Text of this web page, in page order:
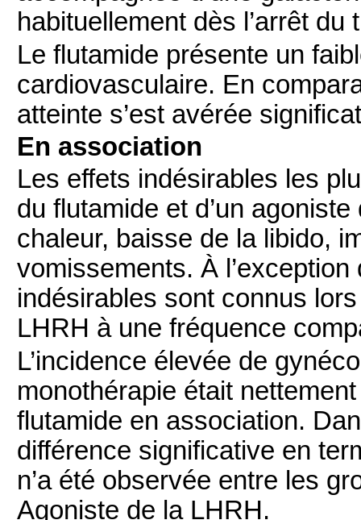
habituellement dès l’arrêt
Le flutamide présente un
cardiovasculaire. En
atteinte s’est avérée
En association
Les effets indésirables les
du flutamide et d’un
chaleur, baisse de la libido,
vomissements. À
indésirables sont connus
LHRH à une fréquence
L’incidence élevée de
monothérapie était
flutamide en association.
différence significative en
n’a été observée entre les
Agoniste de la LHRH.